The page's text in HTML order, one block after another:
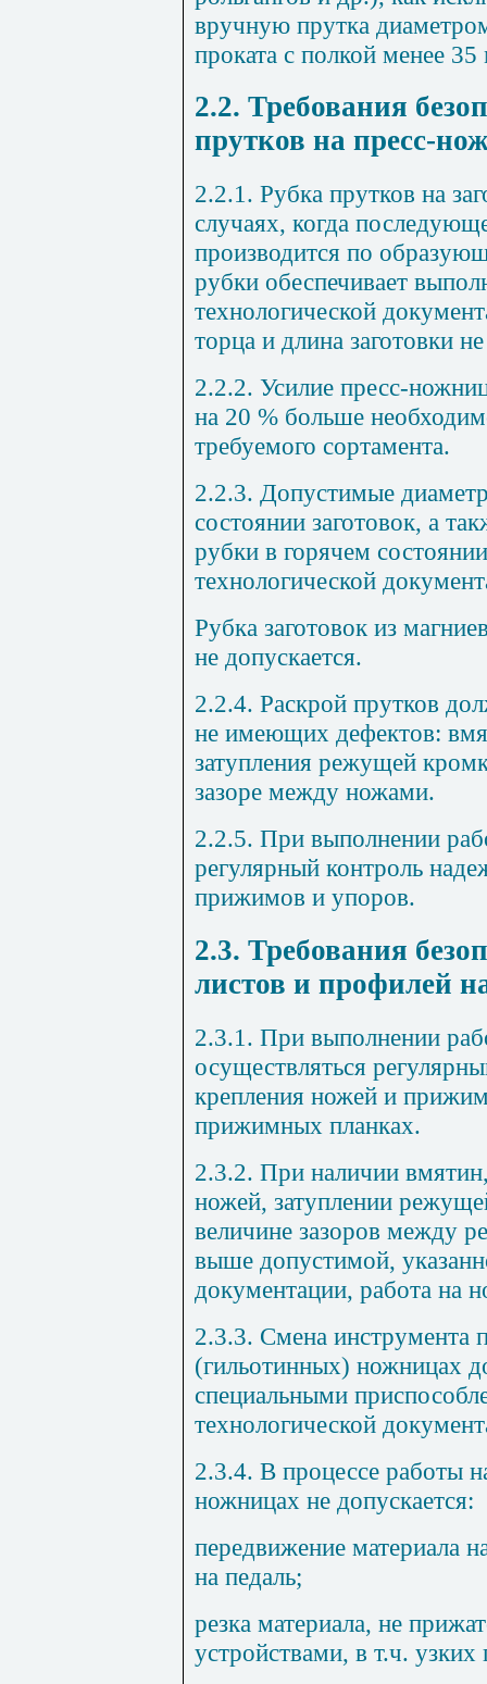
вручную прутка
проката с полкой менее
2.2. Требования
прутков на пресс-
2.2.1. Рубка прутков на
случаях, когда
производится по
рубки обеспечивает
технологической
торца и длина заготовки
2.2.2. Усилие пресс-
на 20 % больше
требуемого сортамента.
2.2.3. Допустимые
состоянии заготовок, а
рубки в горячем
технологической
Рубка заготовок из
не допускается.
2.2.4. Раскрой прутков
не имеющих дефектов:
затупления режущей
зазоре между ножами.
2.2.5. При выполнении
регулярный контроль
прижимов и упоров.
2.3. Требования
листов и профилей
2.3.1. При выполнении
осуществляться
крепления ножей и
прижимных планках.
2.3.2. При наличии
ножей, затуплении
величине зазоров между
выше допустимой,
документации, работа на
2.3.3. Смена инструмента
(гильотинных) ножницах
специальными
технологической
2.3.4. В процессе работы
ножницах не допускается:
передвижение материала
на педаль;
резка материала, не
устройствами, в т.ч. узких